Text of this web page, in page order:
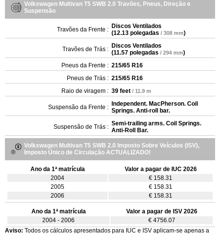
Volkswagen Multivan T5 SWB 2.0 Travões, Pneus, Direção e
Suspensão
Travões da Frente : Discos Ventilados
(12.13 polegadas / 308 mm)
Travões de Trás : Discos Ventilados
(11.57 polegadas / 294 mm)
Pneus da Frente : 215/65 R16
Pneus de Trás : 215/65 R16
Raio de viragem : 39 feet / 11.9 m
Suspensão da Frente :
Independent. MacPherson. Coil
Springs. Anti-roll bar.
Suspensão de Trás : Semi-trailing arms. Coil Springs.
Anti-Roll Bar.
Volkswagen Multivan T5 SWB 2.0 Imposto Sobre Veículos (ISV),
Imposto Único de Circulação ACTUALIZADO!
Ano da 1ª matrícula
Valor a pagar de IUC 2026
2004
€ 158.31
2005
€ 158.31
2006
€ 158.31
Ano da 1ª matrícula
Valor a pagar de ISV 2026
2004 - 2006
€ 4756.07
Aviso: Todos os cálculos apresentados para IUC e ISV aplicam-se apenas a